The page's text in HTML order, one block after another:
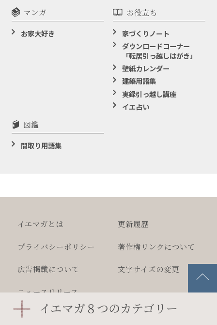
マンガ
お家大好き
お役立ち
家づくりノート
ダウンロードコーナー
「転居引っ越しはがき」
壁紙カレンダー
建築用語集
実録引っ越し講座
イエ占い
図鑑
間取り用語集
イエマガとは 更新履歴
プライバシーポリシー 著作権 リンクについて
広告掲載について 文字サイズの変更
ニュースリリース
イエマガ８つのカテゴリー